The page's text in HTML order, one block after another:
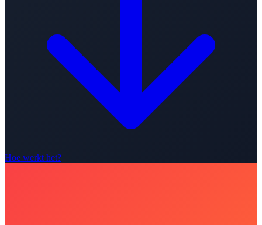
Hoe werkt het?